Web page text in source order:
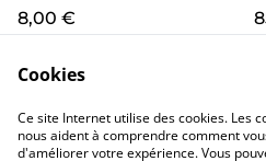
8,00 €
Cookies
Ce site Internet utilise des cookies. Les
nous aident à comprendre comment
d'améliorer votre expérience. Vous